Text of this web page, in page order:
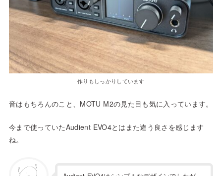
作りもしっかりしています
音はもちろんのこと、MOTU M2の見た目も気に入っています。
今まで使っていたAudient EVO4とはまた違う良さを感じます
ね。